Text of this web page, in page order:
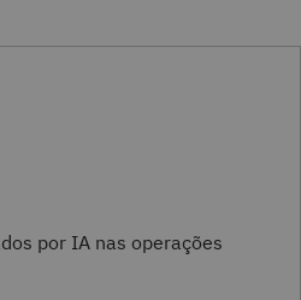
por IA nas operações